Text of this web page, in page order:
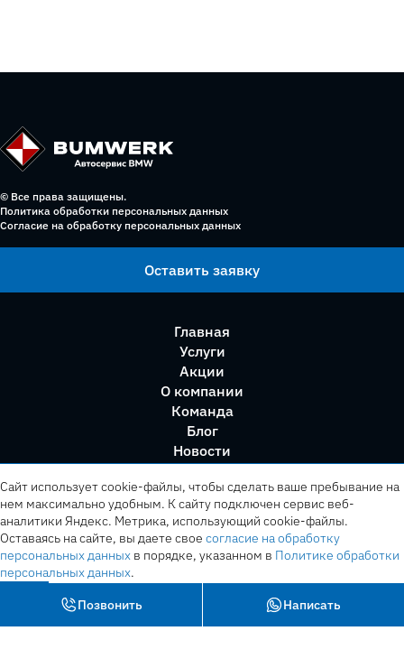
© Все права защищены.
Политика обработки персональных данных
Согласие на обработку персональных данных
Оставить заявку
Главная
Услуги
Акции
О компании
Команда
Блог
Новости
Позвонить Написать
Сайт использует cookie-файлы, чтобы сделать ваше пребывание на
нем максимально удобным. К cайту подключен сервис веб-
аналитики Яндекс. Метрика, использующий cookie-файлы.
Оставаясь на сайте, вы даете свое согласие на обработку
персональных данных в порядке, указанном в Политике обработки
персональных данных.